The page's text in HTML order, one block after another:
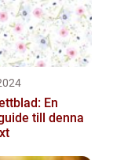
En
till denna